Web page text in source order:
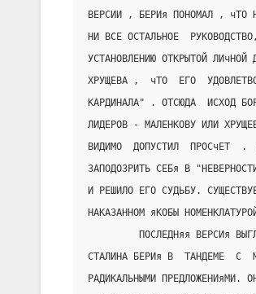
ВЕРСИИ , БЕРИя ПОНОМАЛ , чТО
НИ ВСЕ ОСТАЛЬНОЕ
УСТАНОВЛЕНИЮ ОТКРЫТОЙ
ХРУЩЕВА ,  чТО  ЕГО
КАРДИНАЛА" . ОТСЮДА  ИСХОД
ЛИДЕРОВ - МАЛЕНКОВУ ИЛИ
ВИДИМО  ДОПУСТИЛ  ПРОСчЕТ
ЗАПОДОЗРИТЬ СЕБя В
И РЕШИЛО ЕГО СУДЬБУ.
НАКАЗАННОМ яКОБЫ
ПОСЛЕДНяя ВЕРСИя
СТАЛИНА БЕРИя В  ТАНДЕМЕ  С
РАДИКАЛЬНЫМИ